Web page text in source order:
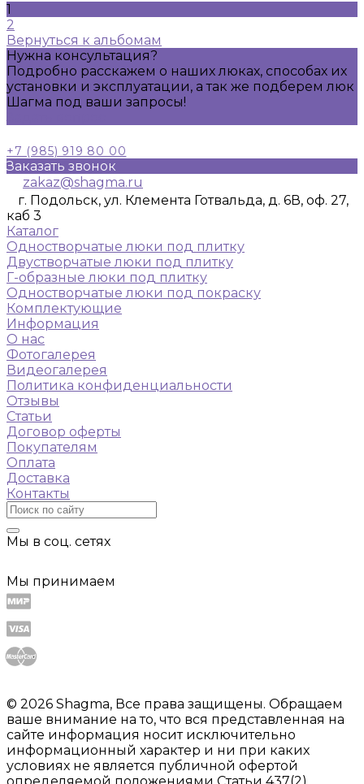
1
2
Вернуться к альбомам
Нужна консультация?
Подробно расскажем о наших люках, способах их
установки и эксплуатации, а так же подберем люк
Шагма под ваши запросы!
+7 (985) 919 80 00
Заказать звонок
zakaz@shagma.ru
г. Подольск, ул. Клемента Готвальда, д. 6В, оф. 27,
каб 3
Каталог
Одностворчатые люки под плитку
Двустворчатые люки под плитку
Г-образные люки под плитку
Одностворчатые люки под покраску
Комплектующие
Информация
О нас
Фотогалерея
Видеогалерея
Политика конфиденциальности
Отзывы
Статьи
Договор оферты
Покупателям
Оплата
Доставка
Контакты
Мы в соц. сетях
Мы принимаем
© 2026 Shagma, Все права защищены. Обращаем
ваше внимание на то, что вся представленная на
сайте информация носит исключительно
информационный характер и ни при каких
условиях не является публичной офертой